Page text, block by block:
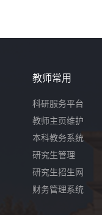
教师常用
科研服务平台
教师主页维护
本科教务系统
研究生管理
研究生招生网
财务管理系统